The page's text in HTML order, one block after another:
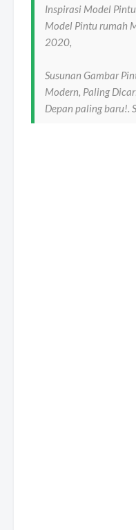
Inspirasi Model
Model Pintu rumah
2020,
Susunan Gambar
Modern, Paling
Depan paling baru!.